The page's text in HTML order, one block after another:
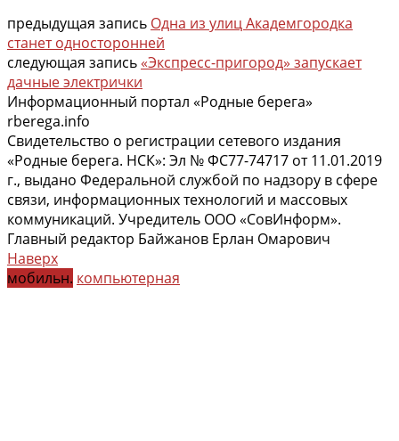
предыдущая запись Одна из улиц Академгородка
станет односторонней
следующая запись «Экспресс-пригород» запускает
дачные электрички
Информационный портал «Родные берега»
rberega.info
Свидетельство о регистрации сетевого издания
«Родные берега. НСК»: Эл № ФС77-74717 от 11.01.2019
г., выдано Федеральной службой по надзору в сфере
связи, информационных технологий и массовых
коммуникаций. Учредитель ООО «СовИнформ».
Главный редактор Байжанов Ерлан Омарович
Наверх
мобильн. компьютерная